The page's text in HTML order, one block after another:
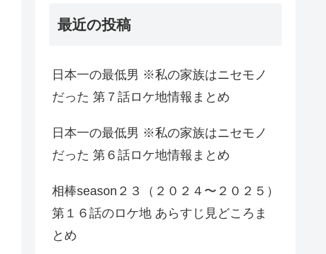
最近の投稿
日本一の最低男 ※私の家族はニセモノ
だった 第７話ロケ地情報まとめ
日本一の最低男 ※私の家族はニセモノ
だった 第６話ロケ地情報まとめ
相棒season２３（２０２４〜２０２５）
第１６話のロケ地 あらすじ見どころま
とめ